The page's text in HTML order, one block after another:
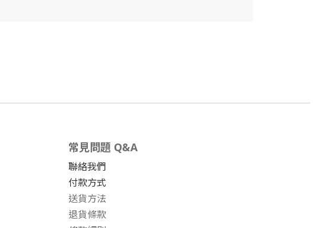
常見問題 Q&A
聯絡我們
付款方式
送貨方法
退貨條款